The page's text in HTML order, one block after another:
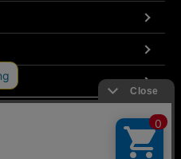
便性向上に努め
クしていただ